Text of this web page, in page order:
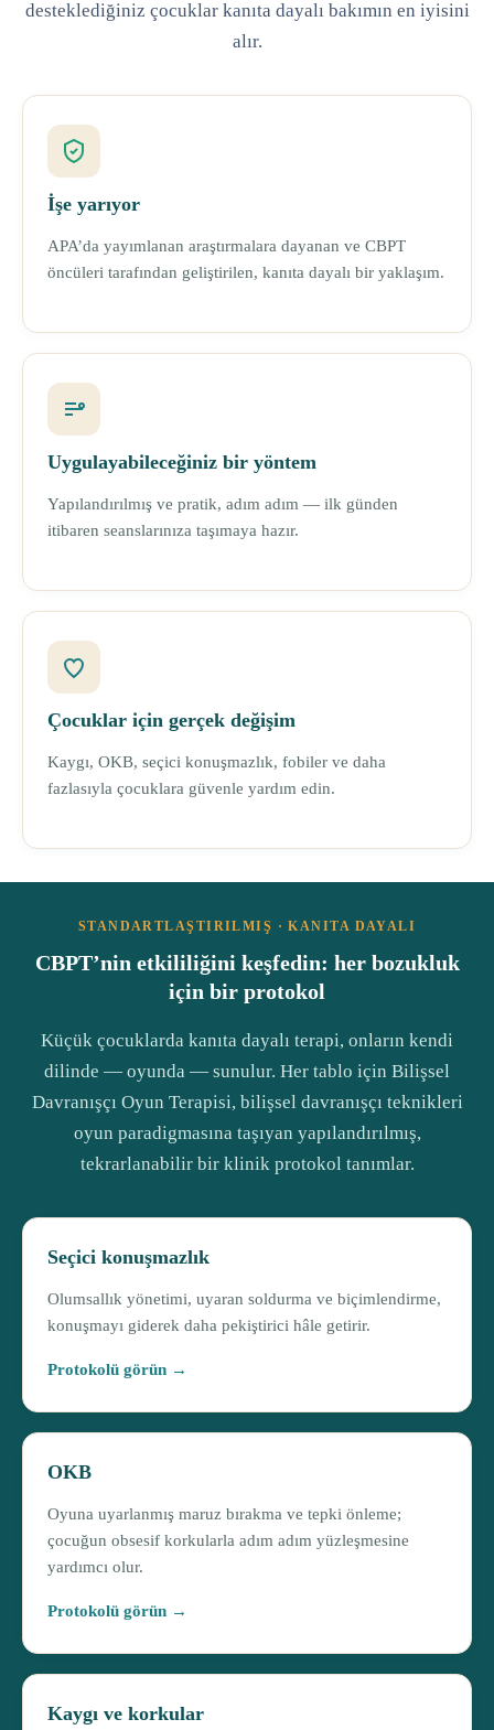
desteklediğiniz çocuklar kanıta dayalı bakımın en iyisini
alır.
İşe yarıyor
APA’da yayımlanan araştırmalara dayanan ve CBPT
öncüleri tarafından geliştirilen, kanıta dayalı bir yaklaşım.
Uygulayabileceğiniz bir yöntem
Yapılandırılmış ve pratik, adım adım — ilk günden
itibaren seanslarınıza taşımaya hazır.
Çocuklar için gerçek değişim
Kaygı, OKB, seçici konuşmazlık, fobiler ve daha
fazlasıyla çocuklara güvenle yardım edin.
STANDARTLAŞTIRILMIŞ · KANITA DAYALI
CBPT’nin etkililiğini keşfedin: her bozukluk
için bir protokol
Küçük çocuklarda kanıta dayalı terapi, onların kendi
dilinde — oyunda — sunulur. Her tablo için Bilişsel
Davranışçı Oyun Terapisi, bilişsel davranışçı teknikleri
oyun paradigmasına taşıyan yapılandırılmış,
tekrarlanabilir bir klinik protokol tanımlar.
Seçici konuşmazlık
Olumsallık yönetimi, uyaran soldurma ve biçimlendirme,
konuşmayı giderek daha pekiştirici hâle getirir.
Protokolü görün →
OKB
Oyuna uyarlanmış maruz bırakma ve tepki önleme;
çocuğun obsesif korkularla adım adım yüzleşmesine
yardımcı olur.
Protokolü görün →
Kaygı ve korkular